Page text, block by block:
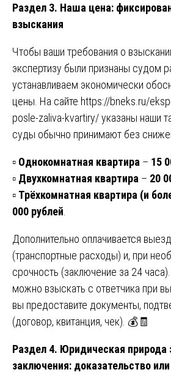
Раздел 3. Наша цена:
взыскания
Чтобы ваши требования о
экспертизу были признаны судом
устанавливаем экономически
цены. На сайте https://bneks.ru/
posle-zaliva-kvartiry/указаны наши
суды обычно принимают без
▫️ Однокомнатная квартира – 15
▫️ Двухкомнатная квартира – 20
▫️ Трёхкомнатная квартира (и
000 рублей
Дополнительно оплачивается
(транспортные расходы) и, при
срочность (заключение за 24
можно взыскать с ответчика при
вы предоставите документы,
(договор, квитанция, чек). 💰🧾
Раздел 4. Юридическая природа
заключения: доказательство